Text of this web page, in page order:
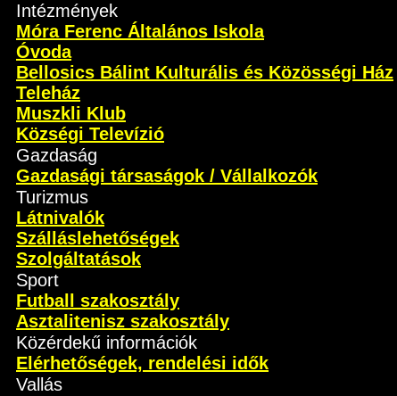
Intézmények
Móra Ferenc Általános Iskola
Óvoda
Bellosics Bálint Kulturális és Közösségi Ház
Teleház
Muszkli Klub
Községi Televízió
Gazdaság
Gazdasági társaságok / Vállalkozók
Turizmus
Látnivalók
Szálláslehetőségek
Szolgáltatások
Sport
Futball szakosztály
Asztalitenisz szakosztály
Közérdekű információk
Elérhetőségek, rendelési idők
Vallás